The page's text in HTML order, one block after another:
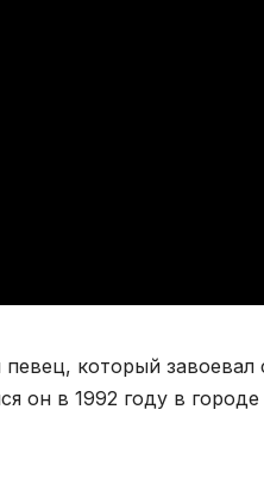
который
он в 1992 году в городе